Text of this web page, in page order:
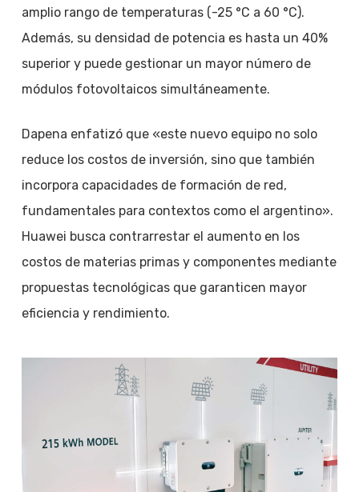
amplio rango de temperaturas (-25 °C a 60 °C).
Además, su densidad de potencia es hasta un 40%
superior y puede gestionar un mayor número de
módulos fotovoltaicos simultáneamente.
Dapena enfatizó que «este nuevo equipo no solo
reduce los costos de inversión, sino que también
incorpora capacidades de formación de red,
fundamentales para contextos como el argentino».
Huawei busca contrarrestar el aumento en los
costos de materias primas y componentes mediante
propuestas tecnológicas que garanticen mayor
eficiencia y rendimiento.